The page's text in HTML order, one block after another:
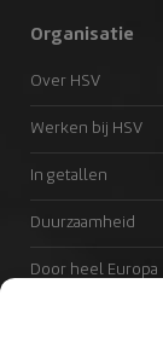
Organisatie
Over HSV
Werken bij HSV
In getallen
Duurzaamheid
Door heel Europa